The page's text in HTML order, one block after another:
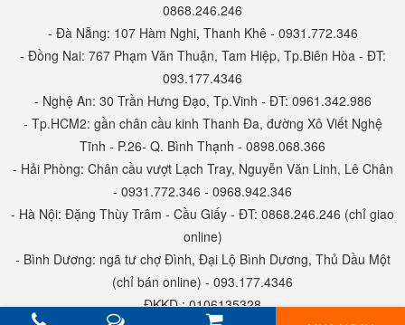
? 100% được nhập khẩu chính hãng trực tiếp từ nhà
máy INTEX nên cam kết giá tốt nhất thị trường với
hàng chuẩn chính hãng, XUẤT VAT FREE theo đúng
mã hàng của sản phẩm (ai rành mua hàng chính
hãng sẽ biết điều này)
? Tất cả sản phẩm đều có bảo hành lên tới 2 năm,
bảo trì trọn đời (chỉ áp dụng với khách mua hàng
INTEX chính hãng tại intexvietnam.vn - babycuatoi.vn
0868.246.246
- Đà Nẵng: 107 Hàm Nghi, Thanh Khê - 0931.772.346
- Đồng Nai: 767 Phạm Văn Thuận, Tam Hiệp, Tp.Biên Hòa - ĐT:
093.177.4346
- Nghệ An: 30 Trần Hưng Đạo, Tp.Vinh - ĐT: 0961.342.986
- Tp.HCM2: gần chân cầu kinh Thanh Đa, đường Xô Viết Nghệ
Tĩnh - P.26- Q. Bình Thạnh - 0898.068.366
- Hải Phòng: Chân cầu vượt Lạch Tray, Nguyễn Văn Linh, Lê Chân
- 0931.772.346 - 0968.942.346
- Hà Nội: Đặng Thùy Trâm - Cầu Giấy - ĐT: 0868.246.246 (chỉ giao
online)
- Bình Dương: ngã tư chợ Đình, Đại Lộ Bình Dương, Thủ Dầu Một
(chỉ bán online) - 093.177.4346
ĐKKD : 0106135328